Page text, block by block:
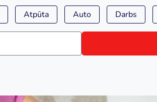
Atpūta Auto Darbs